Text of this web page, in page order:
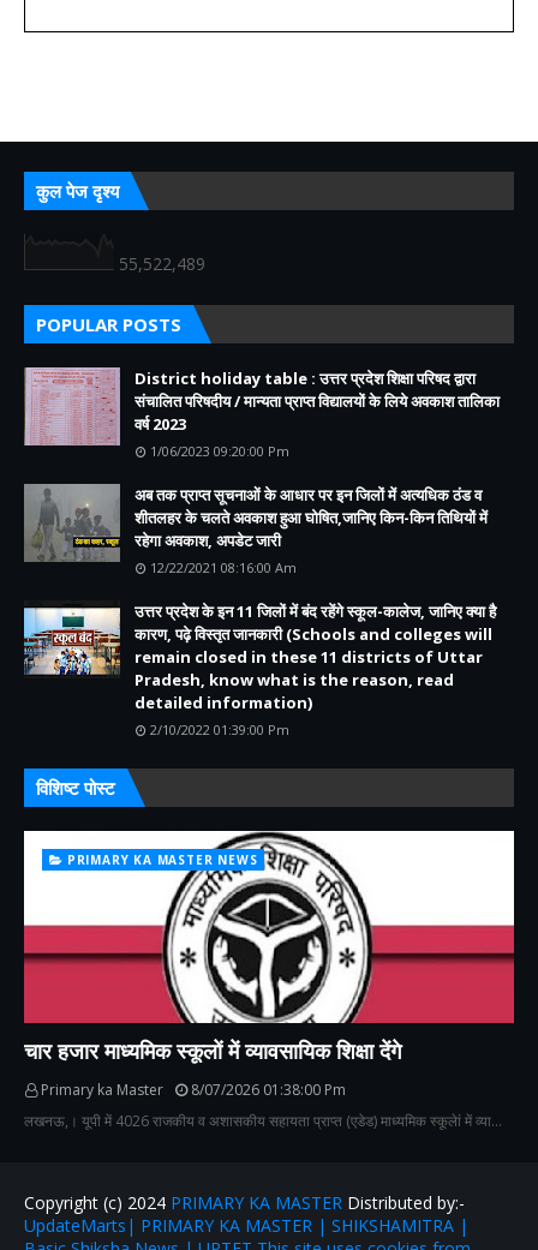
कुल पेज दृश्य
55,522,489
POPULAR POSTS
District holiday table : उत्तर प्रदेश शिक्षा परिषद द्वारा
संचालित परिषदीय / मान्यता प्राप्त विद्यालयों के लिये अवकाश तालिका
वर्ष 2023
1/06/2023 09:20:00 Pm
अब तक प्राप्त सूचनाओं के आधार पर इन जिलों में अत्यधिक ठंड व
शीतलहर के चलते अवकाश हुआ घोषित,जानिए किन-किन तिथियों में
रहेगा अवकाश, अपडेट जारी
12/22/2021 08:16:00 Am
उत्तर प्रदेश के इन 11 जिलों में बंद रहेंगे स्कूल-कालेज, जानिए क्या है
कारण, पढ़े विस्तृत जानकारी (Schools and colleges will
remain closed in these 11 districts of Uttar
Pradesh, know what is the reason, read
detailed information)
2/10/2022 01:39:00 Pm
विशिष्ट पोस्ट
PRIMARY KA MASTER NEWS
चार हजार माध्यमिक स्कूलों में व्यावसायिक शिक्षा देंगे
Primary ka Master
8/07/2026 01:38:00 Pm
लखनऊ,। यूपी में 4026 राजकीय व अशासकीय सहायता प्राप्त (एडेड) माध्यमिक स्कूलेां में व्या…
Copyright (c) 2024 PRIMARY KA MASTER Distributed by:-
UpdateMarts| PRIMARY KA MASTER | SHIKSHAMITRA |